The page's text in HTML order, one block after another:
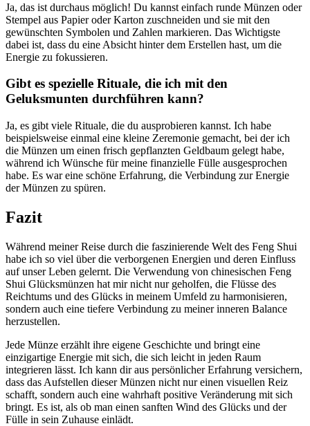
Ja, das ist durchaus ⁣möglich! Du kannst einfach runde ⁤Münzen oder⁤
Stempel aus Papier⁣ oder Karton zuschneiden und sie mit den
⁣gewünschten Symbolen und Zahlen ⁢markieren. Das Wichtigste
dabei ist, dass⁤ du eine Absicht hinter ⁢dem Erstellen hast, um ⁤die
Energie zu fokussieren.
Gibt es spezielle​ Rituale, die ich mit den
Geluksmunten durchführen kann?
Ja, es​ gibt viele Rituale, die du ausprobieren kannst. Ich habe
beispielsweise einmal eine kleine Zeremonie gemacht, bei der ich
die Münzen um​ einen frisch⁣ gepflanzten Geldbaum gelegt habe,
während ich Wünsche für meine finanzielle Fülle ‍ausgesprochen
‍habe. Es‍ war eine schöne ⁢Erfahrung, die Verbindung zur Energie
der Münzen zu spüren.‍
Fazit
Während meiner Reise durch die faszinierende Welt des Feng ‍Shui
habe​ ich so viel über die ​verborgenen Energien und deren Einfluss
‌auf unser Leben ⁤gelernt. Die Verwendung von ​chinesischen Feng
Shui Glücksmünzen hat mir ⁤nicht nur geholfen,​ die Flüsse des
Reichtums und des ⁣Glücks in meinem Umfeld zu harmonisieren,
sondern auch eine‍ tiefere Verbindung zu⁢ meiner inneren Balance
herzustellen.
Jede Münze erzählt ihre eigene Geschichte und bringt eine
‌einzigartige Energie mit sich,⁤ die sich leicht in jeden Raum
integrieren lässt. ⁤Ich kann dir ​aus persönlicher Erfahrung versichern,
dass das Aufstellen dieser Münzen nicht⁣ nur einen visuellen Reiz
schafft, sondern auch eine wahrhaft positive Veränderung mit sich⁣
bringt. Es ist, als ob man einen sanften Wind des Glücks und der
Fülle in sein Zuhause⁣ einlädt.